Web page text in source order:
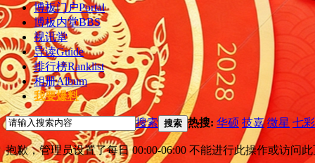
博板门户Portal
博板内堂BBS
视讯堂
导读Guide
排行榜Ranklist
相册Album
我要爆料
搜索 搜索 热搜: 华硕 技嘉 微星 七
抱歉，管理员设置了每日 00:00-06:00 不能进行此操作或访问